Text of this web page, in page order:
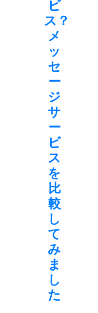
ビ
ス？
メ
ッ
セ
ー
ジ
サ
ー
ビ
ス
を
比
較
し
て
み
ま
し
た